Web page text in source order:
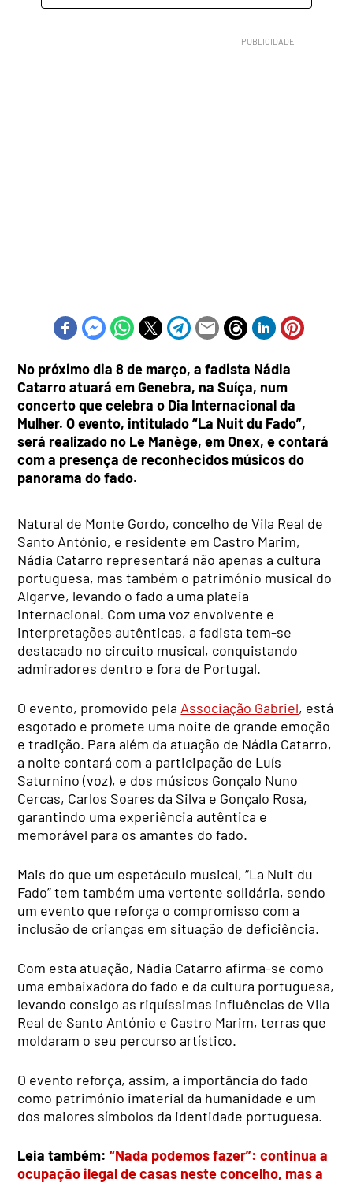
No próximo dia 8 de março, a fadista Nádia
Catarro atuará em Genebra, na Suíça, num
concerto que celebra o Dia Internacional da
Mulher. O evento, intitulado “La Nuit du Fado”,
será realizado no Le Manège, em Onex, e contará
com a presença de reconhecidos músicos do
panorama do fado.
Natural de Monte Gordo, concelho de Vila Real de
Santo António, e residente em Castro Marim,
Nádia Catarro representará não apenas a cultura
portuguesa, mas também o património musical do
Algarve, levando o fado a uma plateia
internacional. Com uma voz envolvente e
interpretações autênticas, a fadista tem-se
destacado no circuito musical, conquistando
admiradores dentro e fora de Portugal.
O evento, promovido pela Associação Gabriel, está
esgotado e promete uma noite de grande emoção
e tradição. Para além da atuação de Nádia Catarro,
a noite contará com a participação de Luís
Saturnino (voz), e dos músicos Gonçalo Nuno
Cercas, Carlos Soares da Silva e Gonçalo Rosa,
garantindo uma experiência autêntica e
memorável para os amantes do fado.
Mais do que um espetáculo musical, “La Nuit du
Fado” tem também uma vertente solidária, sendo
um evento que reforça o compromisso com a
inclusão de crianças em situação de deficiência.
Com esta atuação, Nádia Catarro afirma-se como
uma embaixadora do fado e da cultura portuguesa,
levando consigo as riquíssimas influências de Vila
Real de Santo António e Castro Marim, terras que
moldaram o seu percurso artístico.
O evento reforça, assim, a importância do fado
como património imaterial da humanidade e um
dos maiores símbolos da identidade portuguesa.
Leia também:“Nada podemos fazer”: continua a
ocupação ilegal de casas neste concelho, mas a